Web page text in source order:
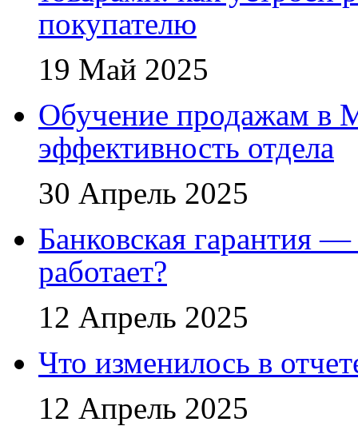
покупателю
19 Май 2025
Обучение продажам в
эффективность отдела
30 Апрель 2025
Банковская гарантия
работает?
12 Апрель 2025
Что изменилось в
12 Апрель 2025